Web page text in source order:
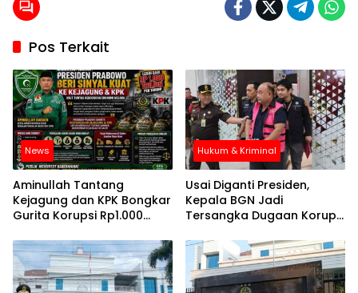
Pos Terkait
News
Aminullah Tantang
Kejagung dan KPK Bongkar
Gurita Korupsi Rp1.000
Intelektual dan
Jaringannya
Hukum & Kriminal
Usai Diganti Presiden,
Kepala BGN Jadi
Tersangka Dugaan Korupsi